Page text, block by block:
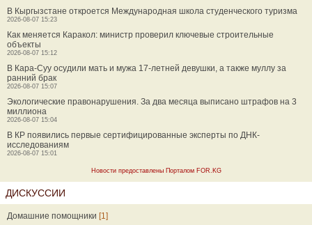
В Кыргызстане откроется Международная школа студенческого туризма
2026-08-07 15:23
Как меняется Каракол: министр проверил ключевые строительные
объекты
2026-08-07 15:12
В Кара-Суу осудили мать и мужа 17-летней девушки, а также муллу за
ранний брак
2026-08-07 15:07
Экологические правонарушения. За два месяца выписано штрафов на 3
миллиона
2026-08-07 15:04
В КР появились первые сертифицированные эксперты по ДНК-
исследованиям
2026-08-07 15:01
Новости предоставлены Порталом FOR.KG
ДИСКУССИИ
Домашние помощники [1]